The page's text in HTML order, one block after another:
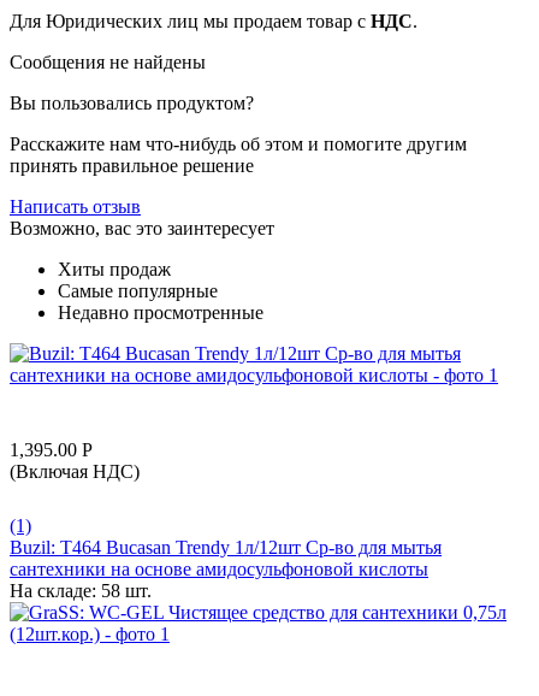
Для Юридических лиц мы продаем товар с НДС.
Сообщения не найдены
Вы пользовались продуктом?
Расскажите нам что-нибудь об этом и помогите другим
принять правильное решение
Написать отзыв
Возможно, вас это заинтересует
Хиты продаж
Самые популярные
Недавно просмотренные
1,395.00 Р
(Включая НДС)
(1)
Buzil: T464 Bucasan Trendy 1л/12шт Ср-во для мытья
сантехники на основе амидосульфоновой кислоты
На складе: 58 шт.